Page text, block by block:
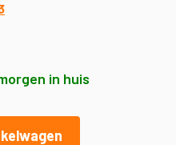
in huis